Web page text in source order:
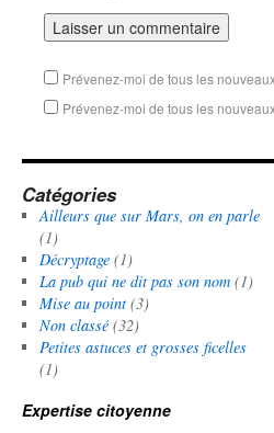
Prévenez-moi de tous les
Prévenez-moi de tous les
Catégories
Ailleurs que sur Mars, on en parle
(1)
Décryptage(1)
La pub qui ne dit pas son nom(1)
Mise au point(3)
Non classé(32)
Petites astuces et grosses ficelles
(1)
Expertise citoyenne